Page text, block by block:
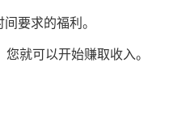
要求的福利。
就可以开始赚取收入。